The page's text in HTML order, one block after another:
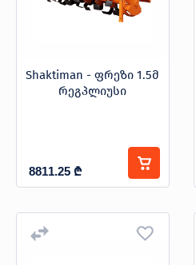
Shaktiman - ფრეზი 1.5მ
რეგპლიუსი
8811.25 ₾